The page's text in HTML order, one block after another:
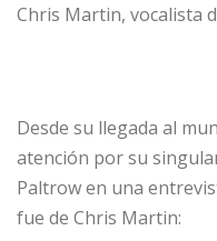
Chris Martin, vocalista
Desde su llegada al
atención por su
Paltrow en una
fue de Chris Martin: